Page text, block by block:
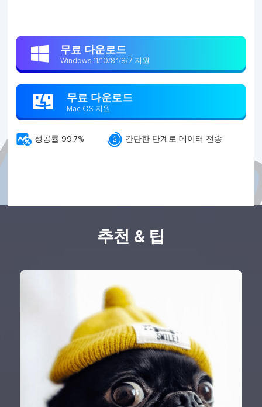
 무료 다운로드
Windows 11/10/8.1/8/7 지원
 무료 다운로드
Mac OS 지원
 성공률 99.7%  간단한 단계로 데이터 전송
추천 & 팁